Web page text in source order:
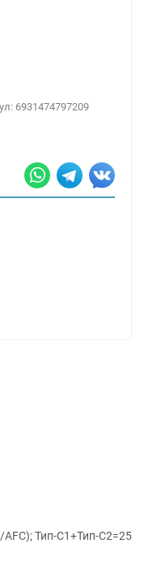
6931474797209
Тип-C1+Тип-C2=25